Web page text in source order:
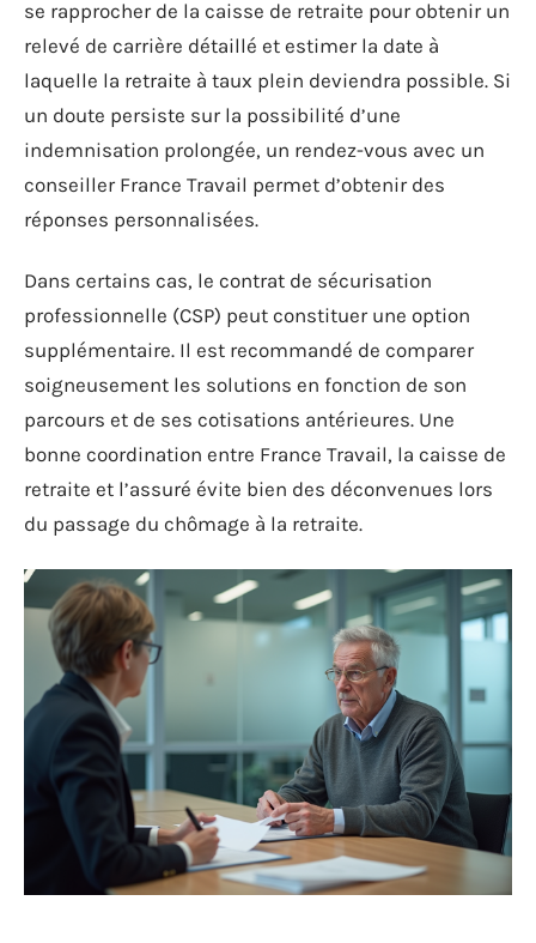
se rapprocher de la caisse de retraite pour obtenir un
relevé de carrière détaillé et estimer la date à
laquelle la retraite à taux plein deviendra possible. Si
un doute persiste sur la possibilité d’une
indemnisation prolongée, un rendez-vous avec un
conseiller France Travail permet d’obtenir des
réponses personnalisées.
Dans certains cas, le contrat de sécurisation
professionnelle (CSP) peut constituer une option
supplémentaire. Il est recommandé de comparer
soigneusement les solutions en fonction de son
parcours et de ses cotisations antérieures. Une
bonne coordination entre France Travail, la caisse de
retraite et l’assuré évite bien des déconvenues lors
du passage du chômage à la retraite.